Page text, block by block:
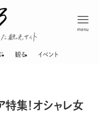
menu
観る イベント
特集！オシャレ女